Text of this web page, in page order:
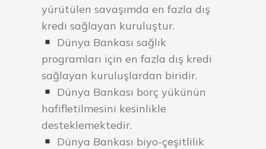
yürütülen savaşımda en fazla dış
kredi sağlayan kuruluştur.
Dünya Bankası sağlık
programları için en fazla dış kredi
sağlayan kuruluşlardan biridir.
Dünya Bankası borç yükünün
hafifletilmesini kesinlikle
desteklemektedir.
Dünya Bankası biyo-çeşitlilik